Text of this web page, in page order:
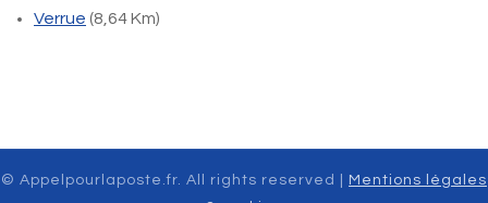
Verrue (8,64 Km)
© Appelpourlaposte.fr. All rights reserved |
Mentions légales